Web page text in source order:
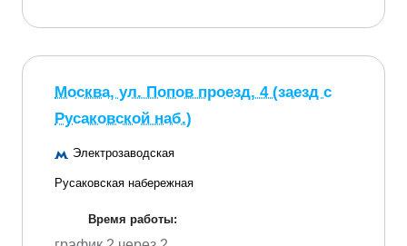
Москва, ул. Попов проезд, 4 (заезд с
Русаковской наб.)
Электрозаводская
Русаковская набережная
Время работы: